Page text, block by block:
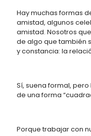
Hay muchas formas
amistad, algunos
amistad. Nosotros
de algo que también
y constancia: la
Sí, suena formal,
de una forma
Porque trabajar con